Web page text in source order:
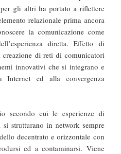
gli altri ha portato a riflettere
relazionale prima ancora
la comunicazione come
diretta. Effetto di
creazione di reti di comunicatori
innovativi che si integrano e
ed alla convergenza
secondo cui le esperienze di
si strutturano in network sempre
decentrato e orizzontale con
ed a contaminarsi. Viene